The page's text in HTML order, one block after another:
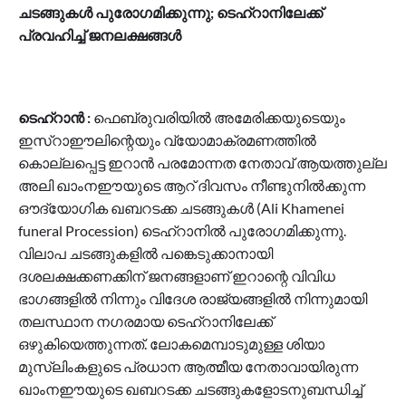
ചടങ്ങുകൾ പുരോഗമിക്കുന്നു; ടെഹ്റാനിലേക്ക്
പ്രവഹിച്ച് ജനലക്ഷങ്ങൾ
ടെഹ്റാൻ : ഫെബ്രുവരിയിൽ അമേരിക്കയുടെയും
ഇസ്റാഈലിന്റെയും വ്യോമാക്രമണത്തിൽ
കൊല്ലപ്പെട്ട ഇറാൻ പരമോന്നത നേതാവ് ആയത്തുല്ല
അലി ഖാംനഈയുടെ ആറ് ദിവസം നീണ്ടുനിൽക്കുന്ന
ഔദ്യോഗിക ഖബറടക്ക ചടങ്ങുകൾ (Ali Khamenei
funeral Procession) ടെഹ്റാനിൽ പുരോഗമിക്കുന്നു.
വിലാപ ചടങ്ങുകളിൽ പങ്കെടുക്കാനായി
ദശലക്ഷക്കണക്കിന് ജനങ്ങളാണ് ഇറാന്റെ വിവിധ
ഭാഗങ്ങളിൽ നിന്നും വിദേശ രാജ്യങ്ങളിൽ നിന്നുമായി
തലസ്ഥാന നഗരമായ ടെഹ്റാനിലേക്ക്
ഒഴുകിയെത്തുന്നത്. ലോകമെമ്പാടുമുള്ള ശിയാ
മുസ്‌ലിംകളുടെ പ്രധാന ആത്മീയ നേതാവായിരുന്ന
ഖാംനഈയുടെ ഖബറടക്ക ചടങ്ങുകളോടനുബന്ധിച്ച്